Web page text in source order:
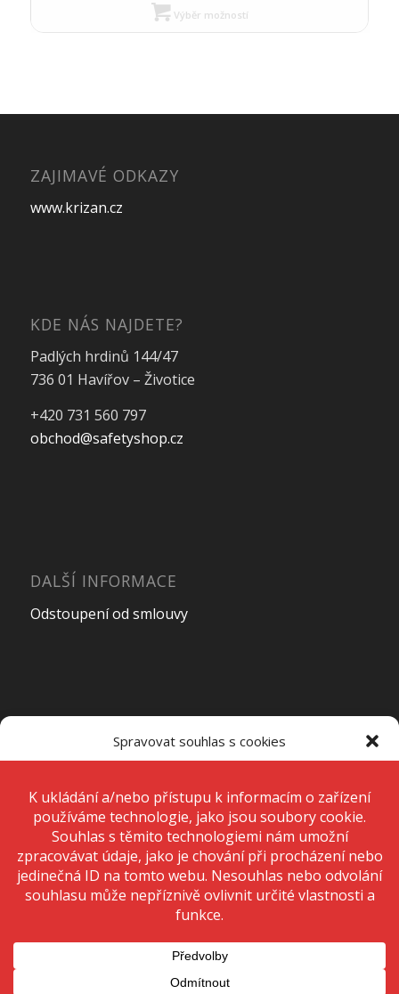
Spravovat souhlas s cookies
technologie, jako jsou soubory cookie. Děláme to, abychom zlepšili
zážitek z prohlížení a zobrazovali personalizované reklamy. Souhlas s
těmito technologiemi nám umožní zpracovávat údaje, jako je chování
při procházení nebo jedinečná ID na tomto webu. Nesouhlas nebo
odvolání souhlasu může nepříznivě ovlivnit určité vlastnosti a funkce.
Přijmout
Odmítnout
Zobrazit předvolby
Výběr možností
ZAJIMAVÉ ODKAZY
www.krizan.cz
KDE NÁS NAJDETE?
Padlých hrdinů 144/47
736 01 Havířov – Životice
+420 731 560 797
obchod@safetyshop.cz
DALŠÍ INFORMACE
Odstoupení od smlouvy
Pondělí – Pátek7:00 – 15:00
SobotaZavřeno
Neděle Zavřeno
© 2020 Copyright - KRIŽAN - safetyshop